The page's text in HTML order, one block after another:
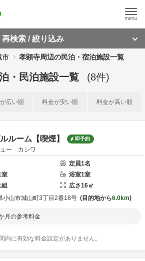
再検索 / 絞り込み
市 孝顕寺周辺の民泊・宿泊施設一覧
・民泊施設一覧 (8件)
広い順 料金が安い順 料金が高い順
ルーム【喫煙】 即予約
ュー カシワ
定員1名
室 浴室1室
組 広さ16㎡
小山市城山町3丁目2番18号 目的地から6.0km
月の参考料金
内に有効な料金設定がありません。